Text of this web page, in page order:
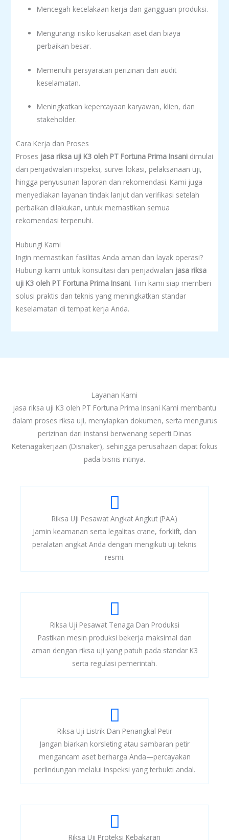
Mencegah kecelakaan kerja dan gangguan produksi.
Mengurangi risiko kerusakan aset dan biaya
perbaikan besar.
Memenuhi persyaratan perizinan dan audit
keselamatan.
Meningkatkan kepercayaan karyawan, klien, dan
stakeholder.
Cara Kerja dan Proses
Proses jasa riksa uji K3 oleh PT Fortuna Prima Insani dimulai
dari penjadwalan inspeksi, survei lokasi, pelaksanaan uji,
hingga penyusunan laporan dan rekomendasi. Kami juga
menyediakan layanan tindak lanjut dan verifikasi setelah
perbaikan dilakukan, untuk memastikan semua
rekomendasi terpenuhi.
Hubungi Kami
Ingin memastikan fasilitas Anda aman dan layak operasi?
Hubungi kami untuk konsultasi dan penjadwalan jasa riksa
uji K3 oleh PT Fortuna Prima Insani. Tim kami siap memberi
solusi praktis dan teknis yang meningkatkan standar
keselamatan di tempat kerja Anda.
Layanan Kami
jasa riksa uji K3 oleh PT Fortuna Prima Insani Kami membantu
dalam proses riksa uji, menyiapkan dokumen, serta mengurus
perizinan dari instansi berwenang seperti Dinas
Ketenagakerjaan (Disnaker), sehingga perusahaan dapat fokus
pada bisnis intinya.
Riksa Uji Pesawat Angkat Angkut (PAA)
Jamin keamanan serta legalitas crane, forklift, dan
peralatan angkat Anda dengan mengikuti uji teknis
resmi.
Riksa Uji Pesawat Tenaga Dan Produksi
Pastikan mesin produksi bekerja maksimal dan
aman dengan riksa uji yang patuh pada standar K3
serta regulasi pemerintah.
Riksa Uji Listrik Dan Penangkal Petir
Jangan biarkan korsleting atau sambaran petir
mengancam aset berharga Anda—percayakan
perlindungan melalui inspeksi yang terbukti andal.
Riksa Uji Proteksi Kebakaran